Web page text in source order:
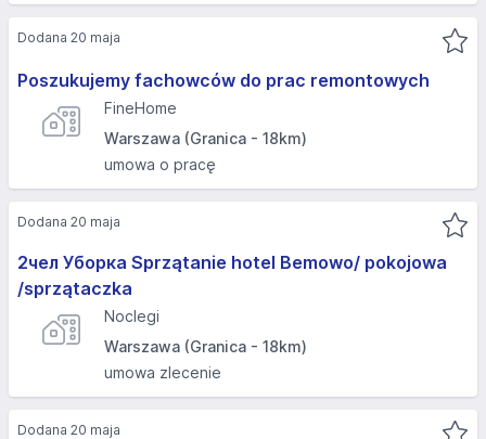
Poszukujemy fachowców do prac remontowych
FineHome
Warszawa (Granica - 18km)
umowa o pracę
Dodana 20 maja
2чел Уборка Sprzątanie hotel Bemowo/ pokojowa
/sprzątaczka
Noclegi
Warszawa (Granica - 18km)
umowa zlecenie
Dodana 20 maja
Dodana 20 maja